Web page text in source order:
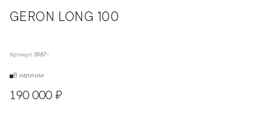
GERON LONG 100
Артикул: 3987-
В наличии
190 000 ₽